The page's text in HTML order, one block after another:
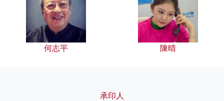
何志平 陳晴
承印人